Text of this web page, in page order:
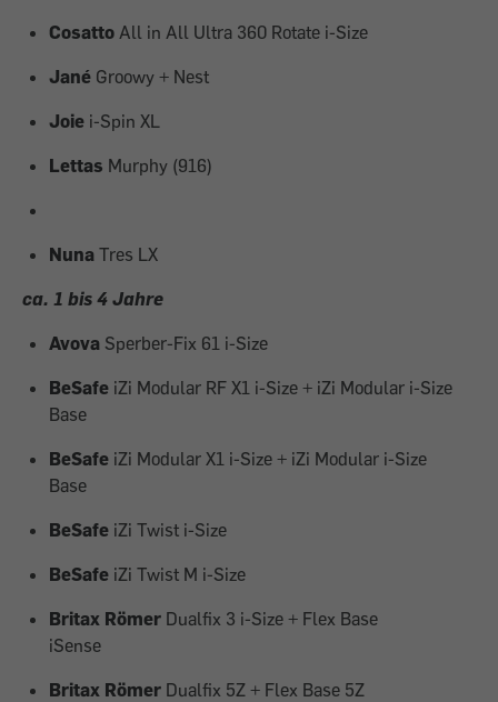
Cosatto All in All Ultra 360 Rotate i-Size
Jané Groowy + Nest
Joie i-Spin XL
Lettas Murphy (916)
Nuna Tres LX
ca. 1 bis 4 Jahre
Avova Sperber-Fix 61 i-Size
BeSafe iZi Modular RF X1 i-Size + iZi Modular i-Size
Base
BeSafe iZi Modular X1 i-Size + iZi Modular i-Size
Base
BeSafe iZi Twist i-Size
BeSafe iZi Twist M i-Size
Britax Römer Dualfix 3 i-Size + Flex Base
iSense
Britax Römer Dualfix 5Z + Flex Base 5Z